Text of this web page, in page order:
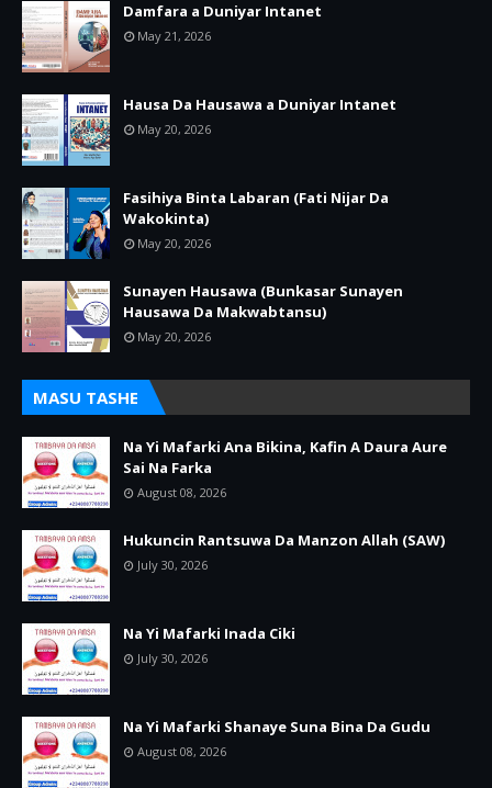
Damfara a Duniyar Intanet
May 21, 2026
Hausa Da Hausawa a Duniyar Intanet
May 20, 2026
Fasihiya Binta Labaran (Fati Nijar Da
Wakokinta)
May 20, 2026
Sunayen Hausawa (Bunkasar Sunayen
Hausawa Da Makwabtansu)
May 20, 2026
MASU TASHE
Na Yi Mafarki Ana Bikina, Kafin A Daura Aure
Sai Na Farka
August 08, 2026
Hukuncin Rantsuwa Da Manzon Allah (SAW)
July 30, 2026
Na Yi Mafarki Inada Ciki
July 30, 2026
Na Yi Mafarki Shanaye Suna Bina Da Gudu
August 08, 2026